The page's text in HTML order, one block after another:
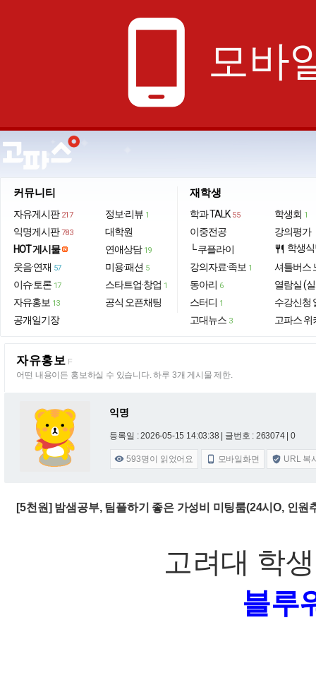
phone_android 모바
커뮤니티
자유게시판 217
익명게시판 783
HOT 게시물
웃음·연재 57
이슈·토론 17
자유홍보 13
공개일기장
정보·리뷰 1
대학원
연애상담 19
미용·패션 5
스타트업·창업 1
공식 오픈채팅
재학생
학과 TALK 55
이중전공
└ 쿠플라이
강의자료·족보 1
동아리 6
스터디 1
고대뉴스 3
학생회 1
강의평가
restaurant 학생
셔틀버스
열람실 (
수강신청
고파스 위
자유홍보 F
어떤 내용이든 홍보하실 수 있습니다. 하루 3개 게시물 제한.
익명
등록일 : 2026-05-15 14:03:38 | 글번호 : 263074 | 0
 593명이 읽었어요  모바일화면  URL 복
[5천원] 밤샘공부, 팀플하기 좋은 가성비 미팅룸(24시O, 인원
고려대 학
블루